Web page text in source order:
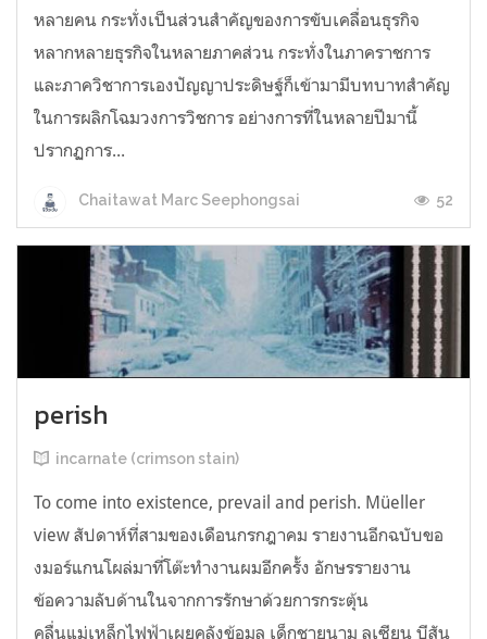
หลายคน กระทั่งเป็นส่วนสำคัญของการขับเคลื่อนธุรกิจ
หลากหลายธุรกิจในหลายภาคส่วน กระทั่งในภาคราชการ
และภาควิชาการเองปัญญาประดิษฐ์ก็เข้ามามีบทบาทสำคัญ
ในการผลิกโฉมวงการวิชการ อย่างการที่ในหลายปีมานี้
ปรากฏการ...
Chaitawat Marc Seephongsai 52
perish
incarnate (crimson stain)
To come into existence, prevail and perish. Müeller
view สัปดาห์ที่สามของเดือนกรกฎาคม รายงานอีกฉบับขอ
งมอร์แกนโผล่มาที่โต๊ะทำงานผมอีกครั้ง อักษรรายงาน
ข้อความลับด้านในจากการรักษาด้วยการกระตุ้น
คลื่นแม่เหล็กไฟฟ้าเผยคลังข้อมูล เด็กชายนาม ลูเซียน บีสัน